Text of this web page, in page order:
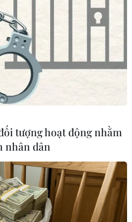
của Trung Quốc và
hấp cấp COVID-19 đã khiến cỗ
lại và tác động đến dự án
đại của Trung Quốc - Vành đai
tượng hoạt động nhằm
nhân dân